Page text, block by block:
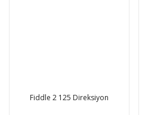
Fiddle 2 125 Direksiyon